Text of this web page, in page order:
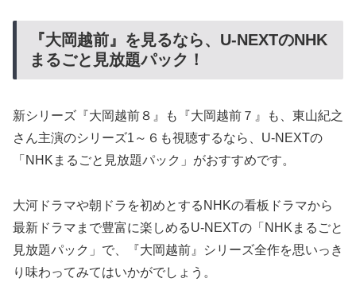
『大岡越前』を見るなら、U-NEXTのNHK
まるごと見放題パック！
新シリーズ『大岡越前８』も『大岡越前７』も、東山紀之
さん主演のシリーズ1～６も視聴するなら、U-NEXTの
「NHKまるごと見放題パック」がおすすめです。
大河ドラマや朝ドラを初めとするNHKの看板ドラマから
最新ドラマまで豊富に楽しめるU-NEXTの「NHKまるごと
見放題パック」で、『大岡越前』シリーズ全作を思いっき
り味わってみてはいかがでしょう。